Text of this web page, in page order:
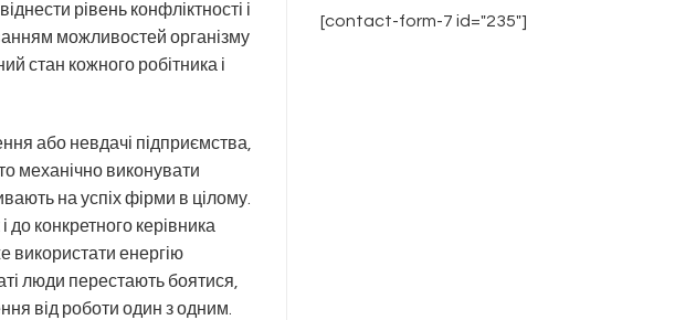
рівень конфліктності і
можливостей організму
стан кожного робітника і
або невдачі підприємства,
механічно виконувати
на успіх фірми в цілому.
до конкретного керівника
використати енергію
люди перестають боятися,
від роботи один з одним.
[contact-form-7 id="235"]